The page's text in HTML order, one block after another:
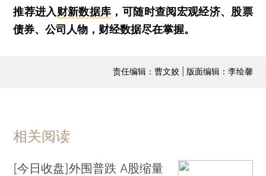
推荐进入财新数据库 ，可随时查阅宏观经济、股票
债券、公司人物，财经数据尽在掌握。
责任编辑：曹文姣 | 版面编辑：李绘馨
相关阅读
[今日收盘]外围普跌 A股缩量